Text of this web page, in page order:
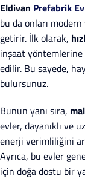
Eldivan Prefabrik Ev
bu da onları
getirir. İlk olarak,
inşaat yöntemlerine
edilir. Bu sayede,
bulursunuz.
Bunun yanı sıra,
evler, dayanıklı ve
enerji verimliliğini
Ayrıca, bu evler
için doğa dostu bir